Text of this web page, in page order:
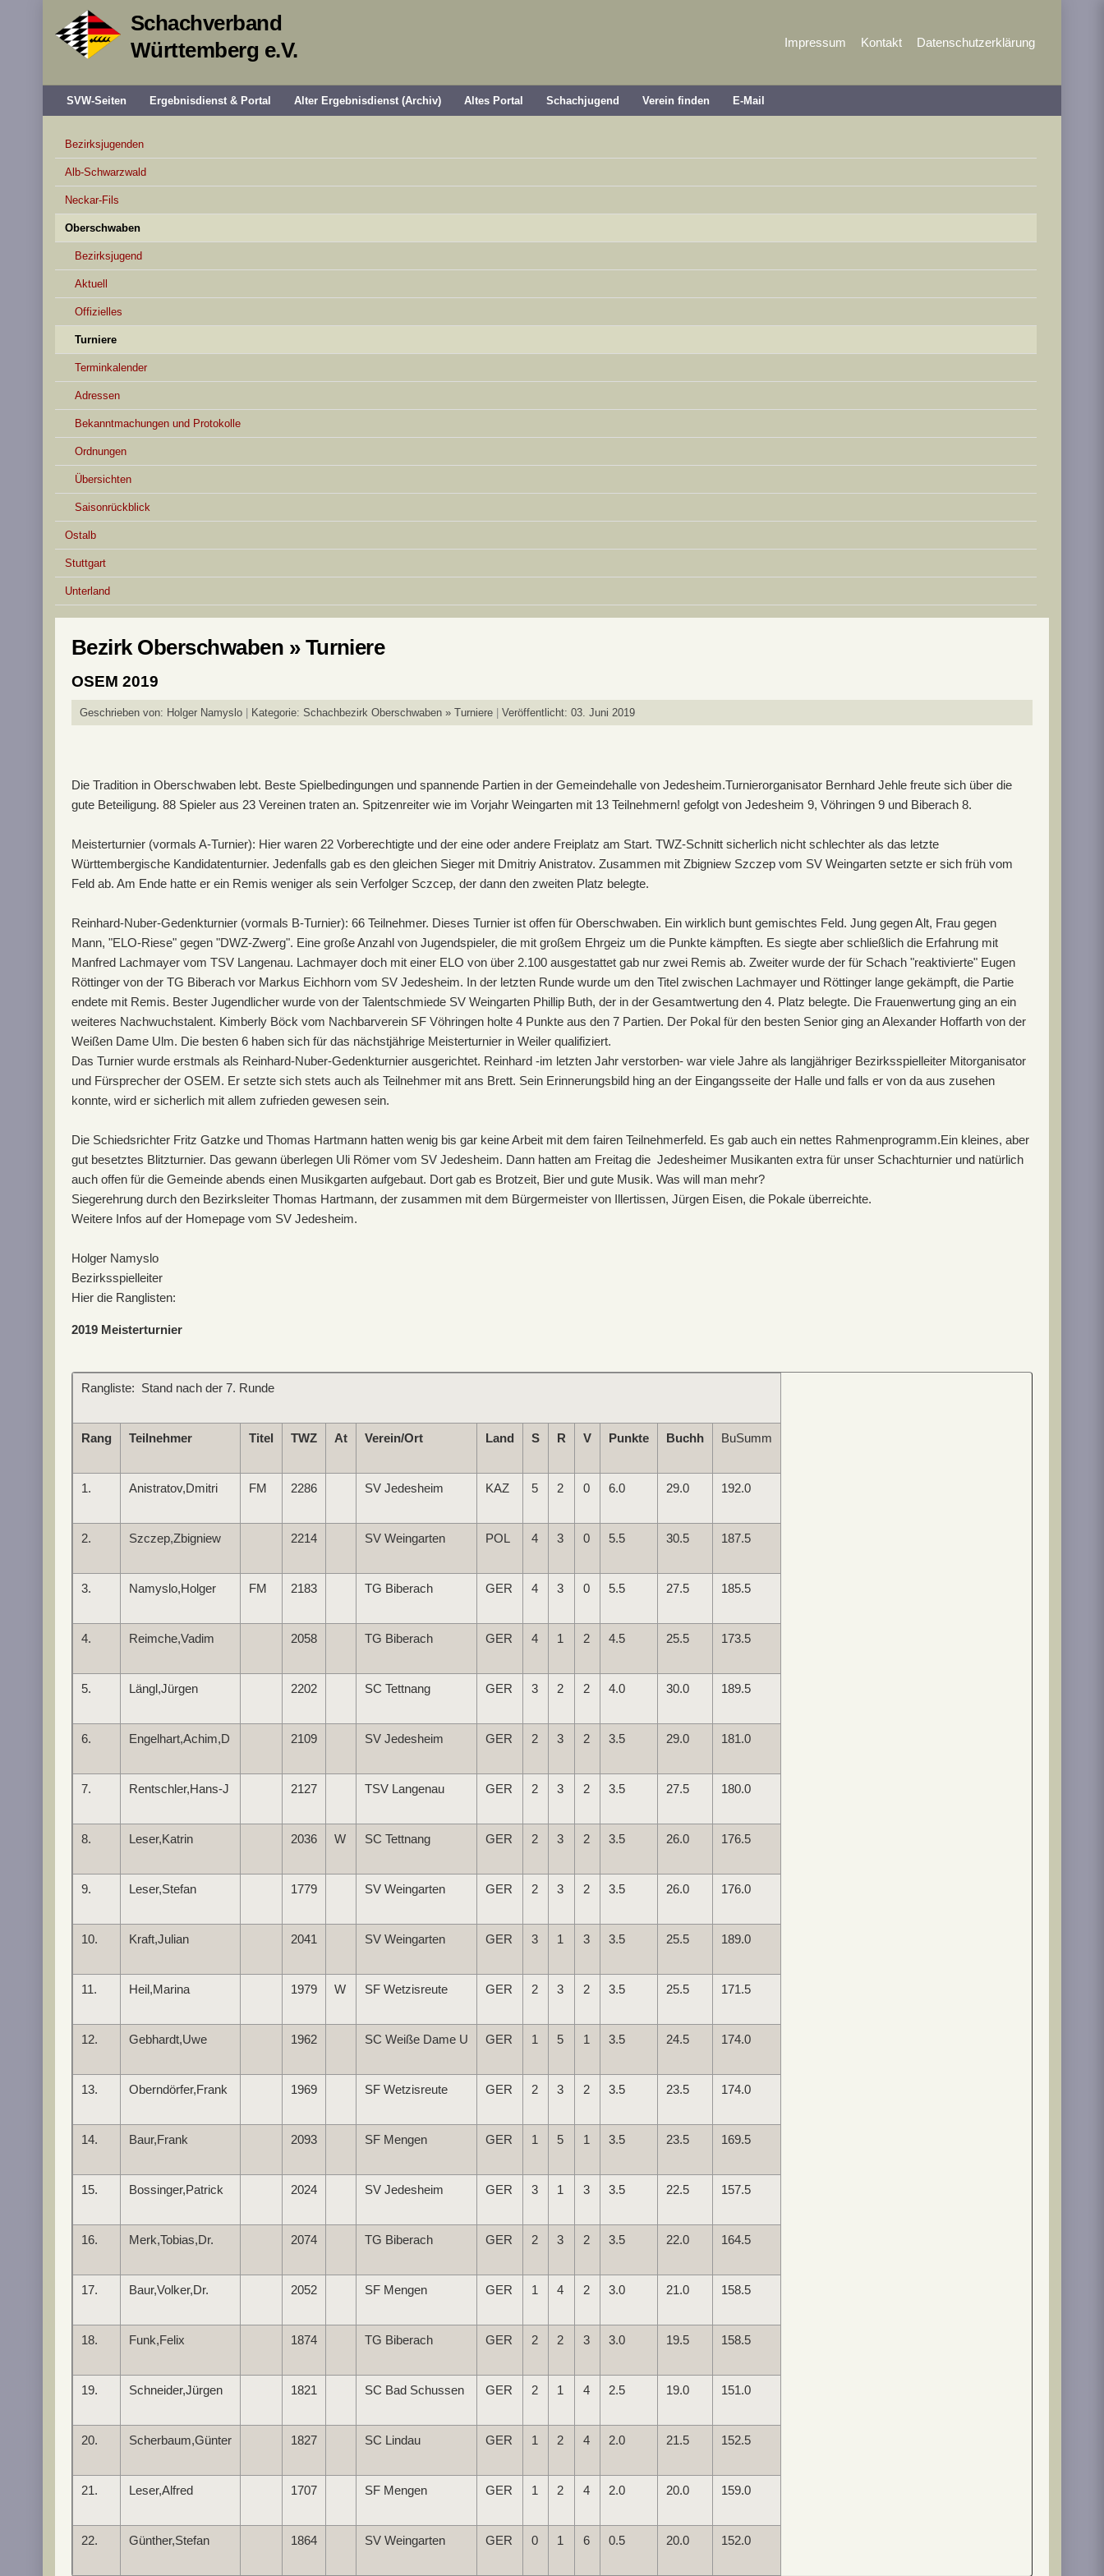
Schachverband
Württemberg e.V.
Impressum Kontakt Datenschutzerklärung
SVW-Seiten Ergebnisdienst & Portal Alter Ergebnisdienst (Archiv) Altes Portal Schachjugend Verein finden E-Mail
Bezirksjugenden
Alb-Schwarzwald
Neckar-Fils
Oberschwaben
Bezirksjugend
Aktuell
Offizielles
Turniere
Terminkalender
Adressen
Bekanntmachungen und Protokolle
Ordnungen
Übersichten
Saisonrückblick
Ostalb
Stuttgart
Unterland
Bezirk Oberschwaben » Turniere
OSEM 2019
Geschrieben von: Holger Namyslo Kategorie: Schachbezirk Oberschwaben » Turniere Veröffentlicht: 03. Juni 2019
Die Tradition in Oberschwaben lebt. Beste Spielbedingungen und spannende Partien in der Gemeindehalle von Jedesheim.Turnierorganisator Bernhard Jehle freute sich über die
gute Beteiligung. 88 Spieler aus 23 Vereinen traten an. Spitzenreiter wie im Vorjahr Weingarten mit 13 Teilnehmern! gefolgt von Jedesheim 9, Vöhringen 9 und Biberach 8.
Meisterturnier (vormals A-Turnier): Hier waren 22 Vorberechtigte und der eine oder andere Freiplatz am Start. TWZ-Schnitt sicherlich nicht schlechter als das letzte
Württembergische Kandidatenturnier. Jedenfalls gab es den gleichen Sieger mit Dmitriy Anistratov. Zusammen mit Zbigniew Szczep vom SV Weingarten setzte er sich früh vom
Feld ab. Am Ende hatte er ein Remis weniger als sein Verfolger Sczcep, der dann den zweiten Platz belegte.
Reinhard-Nuber-Gedenkturnier (vormals B-Turnier): 66 Teilnehmer. Dieses Turnier ist offen für Oberschwaben. Ein wirklich bunt gemischtes Feld. Jung gegen Alt, Frau gegen
Mann, "ELO-Riese" gegen "DWZ-Zwerg". Eine große Anzahl von Jugendspieler, die mit großem Ehrgeiz um die Punkte kämpften. Es siegte aber schließlich die Erfahrung mit
Manfred Lachmayer vom TSV Langenau. Lachmayer doch mit einer ELO von über 2.100 ausgestattet gab nur zwei Remis ab. Zweiter wurde der für Schach "reaktivierte" Eugen
Röttinger von der TG Biberach vor Markus Eichhorn vom SV Jedesheim. In der letzten Runde wurde um den Titel zwischen Lachmayer und Röttinger lange gekämpft, die Partie
endete mit Remis. Bester Jugendlicher wurde von der Talentschmiede SV Weingarten Phillip Buth, der in der Gesamtwertung den 4. Platz belegte. Die Frauenwertung ging an ein
weiteres Nachwuchstalent. Kimberly Böck vom Nachbarverein SF Vöhringen holte 4 Punkte aus den 7 Partien. Der Pokal für den besten Senior ging an Alexander Hoffarth von der
Weißen Dame Ulm. Die besten 6 haben sich für das nächstjährige Meisterturnier in Weiler qualifiziert.
Das Turnier wurde erstmals als Reinhard-Nuber-Gedenkturnier ausgerichtet. Reinhard -im letzten Jahr verstorben- war viele Jahre als langjähriger Bezirksspielleiter Mitorganisator
und Fürsprecher der OSEM. Er setzte sich stets auch als Teilnehmer mit ans Brett. Sein Erinnerungsbild hing an der Eingangsseite der Halle und falls er von da aus zusehen
konnte, wird er sicherlich mit allem zufrieden gewesen sein.
Die Schiedsrichter Fritz Gatzke und Thomas Hartmann hatten wenig bis gar keine Arbeit mit dem fairen Teilnehmerfeld. Es gab auch ein nettes Rahmenprogramm.Ein kleines, aber
gut besetztes Blitzturnier. Das gewann überlegen Uli Römer vom SV Jedesheim. Dann hatten am Freitag die Jedesheimer Musikanten extra für unser Schachturnier und natürlich
auch offen für die Gemeinde abends einen Musikgarten aufgebaut. Dort gab es Brotzeit, Bier und gute Musik. Was will man mehr?
Siegerehrung durch den Bezirksleiter Thomas Hartmann, der zusammen mit dem Bürgermeister von Illertissen, Jürgen Eisen, die Pokale überreichte.
Weitere Infos auf der Homepage vom SV Jedesheim.
Holger Namyslo
Bezirksspielleiter
Hier die Ranglisten:
2019 Meisterturnier
Rangliste: Stand nach der 7. Runde
Rang Teilnehmer Titel TWZ At Verein/Ort Land S R V Punkte Buchh BuSumm
1. Anistratov,Dmitri FM 2286 SV Jedesheim KAZ 5 2 0 6.0 29.0 192.0
2. Szczep,Zbigniew 2214 SV Weingarten POL 4 3 0 5.5 30.5 187.5
3. Namyslo,Holger FM 2183 TG Biberach GER 4 3 0 5.5 27.5 185.5
4. Reimche,Vadim 2058 TG Biberach GER 4 1 2 4.5 25.5 173.5
5. Längl,Jürgen 2202 SC Tettnang GER 3 2 2 4.0 30.0 189.5
6. Engelhart,Achim,D 2109 SV Jedesheim GER 2 3 2 3.5 29.0 181.0
7. Rentschler,Hans-J 2127 TSV Langenau GER 2 3 2 3.5 27.5 180.0
8. Leser,Katrin 2036 W SC Tettnang GER 2 3 2 3.5 26.0 176.5
9. Leser,Stefan 1779 SV Weingarten GER 2 3 2 3.5 26.0 176.0
10. Kraft,Julian 2041 SV Weingarten GER 3 1 3 3.5 25.5 189.0
11. Heil,Marina 1979 W SF Wetzisreute GER 2 3 2 3.5 25.5 171.5
12. Gebhardt,Uwe 1962 SC Weiße Dame U GER 1 5 1 3.5 24.5 174.0
13. Oberndörfer,Frank 1969 SF Wetzisreute GER 2 3 2 3.5 23.5 174.0
14. Baur,Frank 2093 SF Mengen GER 1 5 1 3.5 23.5 169.5
15. Bossinger,Patrick 2024 SV Jedesheim GER 3 1 3 3.5 22.5 157.5
16. Merk,Tobias,Dr. 2074 TG Biberach GER 2 3 2 3.5 22.0 164.5
17. Baur,Volker,Dr. 2052 SF Mengen GER 1 4 2 3.0 21.0 158.5
18. Funk,Felix 1874 TG Biberach GER 2 2 3 3.0 19.5 158.5
19. Schneider,Jürgen 1821 SC Bad Schussen GER 2 1 4 2.5 19.0 151.0
20. Scherbaum,Günter 1827 SC Lindau GER 1 2 4 2.0 21.5 152.5
21. Leser,Alfred 1707 SF Mengen GER 1 2 4 2.0 20.0 159.0
22. Günther,Stefan 1864 SV Weingarten GER 0 1 6 0.5 20.0 152.0